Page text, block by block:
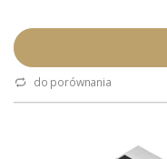
do porównania